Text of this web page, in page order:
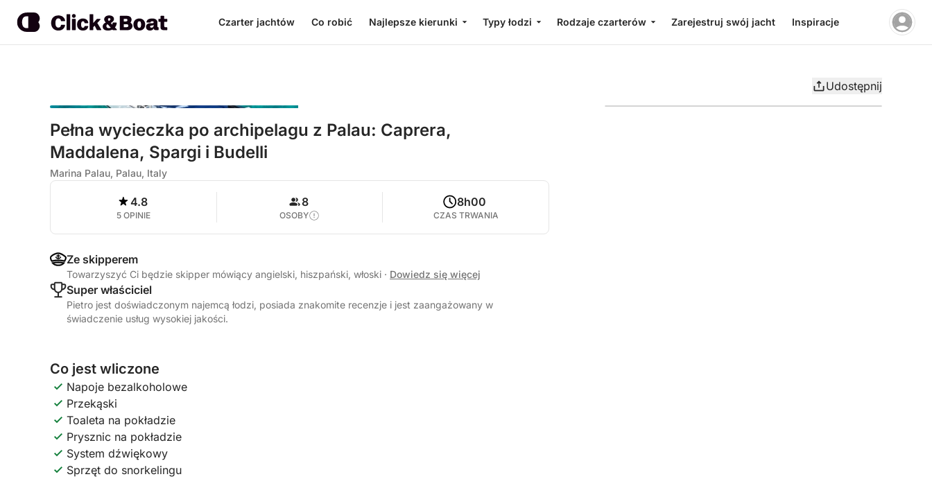
Czarter jachtów Co robić Najlepsze kierunki Typy łodzi Rodzaje czarterów Zarejestruj swój jacht Inspiracje
Udostępnij
Pełna wycieczka po archipelagu z Palau: Caprera,
Maddalena, Spargi i Budelli
Marina Palau, Palau, Italy
4.8
5 OPINIE
8
OSOBY
8h00
CZAS TRWANIA
Ze skipperem
Towarzyszyć Ci będzie skipper mówiący angielski, hiszpański, włoski · Dowiedz się więcej
Super właściciel
Pietro jest doświadczonym najemcą łodzi, posiada znakomite recenzje i jest zaangażowany w
świadczenie usług wysokiej jakości.
Co jest wliczone
Napoje bezalkoholowe
Przekąski
Toaleta na pokładzie
Prysznic na pokładzie
System dźwiękowy
Sprzęt do snorkelingu